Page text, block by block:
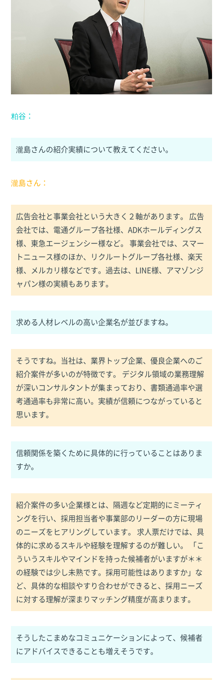
粕谷：
瀧島さんの紹介実績について教えてください。
瀧島さん：
広告会社と事業会社という大きく２軸があります。 広告
会社では、電通グループ各社様、ADKホールディングス
様、東急エージェンシー様など。 事業会社では、スマー
トニュース様のほか、リクルートグループ各社様、楽天
様、メルカリ様などです。過去は、LINE様、アマゾンジ
ャパン様の実績もあります。
求める人材レベルの高い企業名が並びますね。
そうですね。当社は、業界トップ企業、優良企業へのご
紹介案件が多いのが特徴です。 デジタル領域の業務理解
が深いコンサルタントが集まっており、書類通過率や選
考通過率も非常に高い。実績が信頼につながっていると
思います。
信頼関係を築くために具体的に行っていることはありま
すか。
紹介案件の多い企業様とは、隔週など定期的にミーティ
ングを行い、採用担当者や事業部のリーダーの方に現場
のニーズをヒアリングしています。 求人票だけでは、具
体的に求めるスキルや経験を理解するのが難しい。 「こ
ういうスキルやマインドを持った候補者がいますが＊＊
の経験では少し未熟です。採用可能性はありますか」な
ど、具体的な相談やすり合わせができると、採用ニーズ
に対する理解が深まりマッチング精度が高まります。
そうしたこまめなコミュニケーションによって、候補者
にアドバイスできることも増えそうです。